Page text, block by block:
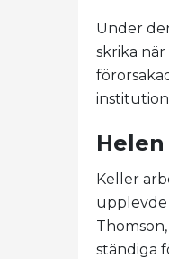
Under
skrika
Keller
upplevde
ständiga